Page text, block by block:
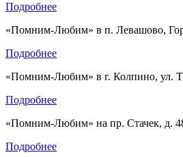
Подробнее
«Помним-Любим» в п. Левашово,
Подробнее
«Помним-Любим» в г. Колпино, ул.
Подробнее
«Помним-Любим» на пр. Стачек, д.
Подробнее